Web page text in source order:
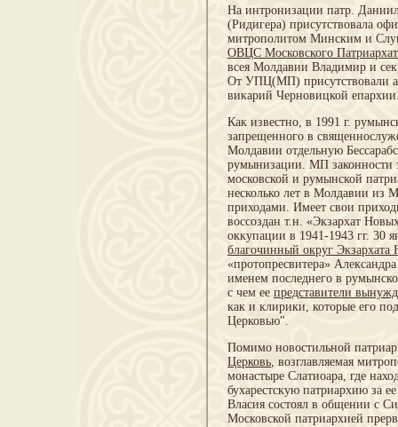
На интронизации патр.
(Ридигера) присутствовала
митрополитом Минским и
ОВЦС Московского
всея Молдавии Владимир и
От УПЦ(МП) присутствовали
викарий Черновицкой
Как известно, в 1991 г.
запрещенного в
Молдавии отдельную
румынизации. МП законности
московской и румынской
несколько лет в Молдавии из
приходами. Имеет свои
воссоздан т.н. «Экзархат
оккупации в 1941-1943 гг. 30
благочинный округ Экзархата
«протопресвитера»
именем последнего в
с чем ее представители
как и клирики, которые его
Церковью".
Помимо новостильной
Церковь, возглавляемая
монастыре Слатиоара, где
бухарестскую патриархию за
Власия состоял в общении с
Московской патриархией